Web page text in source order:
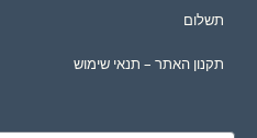
תשלום
תקנון האתר – תנאי שימוש